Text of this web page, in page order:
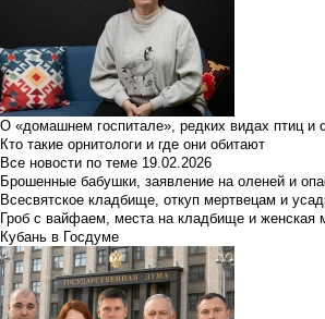
О «домашнем госпитале», редких видах птиц и
Кто такие орнитологи и где они обитают
Все новости по теме 19.02.2026
Брошенные бабушки, заявление на оленей и
Всесвятское кладбище, откуп мертвецам и
Гроб с вайфаем, места на кладбище и женская
Кубань в Госдуме